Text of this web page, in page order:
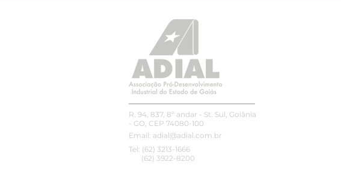
R. 94, 837, 8º andar - St. Sul, Goiânia
- GO, CEP 74080-100
Email: adial@adial.com.br
Tel: (62) 3213-1666
(62) 3922-8200